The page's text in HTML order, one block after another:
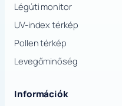
Légúti monitor
UV-index térkép
Pollen térkép
Levegőminőség
Információk